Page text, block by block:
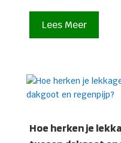
Lees Meer
Hoe herken je